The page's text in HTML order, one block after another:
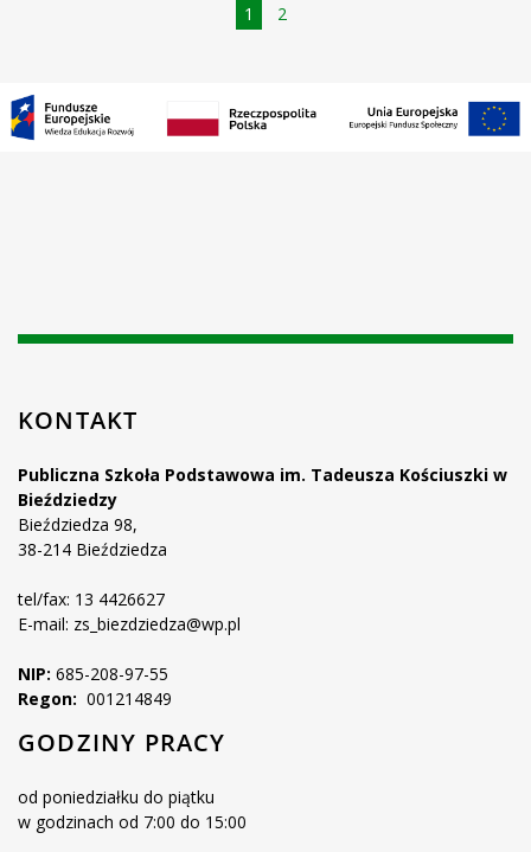
Strona
1 Strona
2
KONTAKT
Publiczna Szkoła Podstawowa im. Tadeusza Kościuszki w
Bieździedzy
Bieździedza 98,
38-214 Bieździedza
tel/fax: 13 4426627
E-mail: zs_biezdziedza@wp.pl
NIP: 685-208-97-55
Regon: 001214849
GODZINY PRACY
od poniedziałku do piątku
w godzinach od 7:00 do 15:00